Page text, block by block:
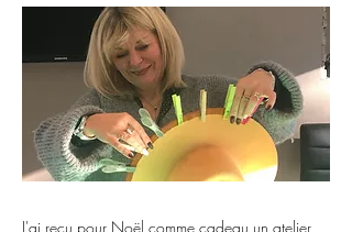
J'ai reçu pour Noël comme cadeau un atelier